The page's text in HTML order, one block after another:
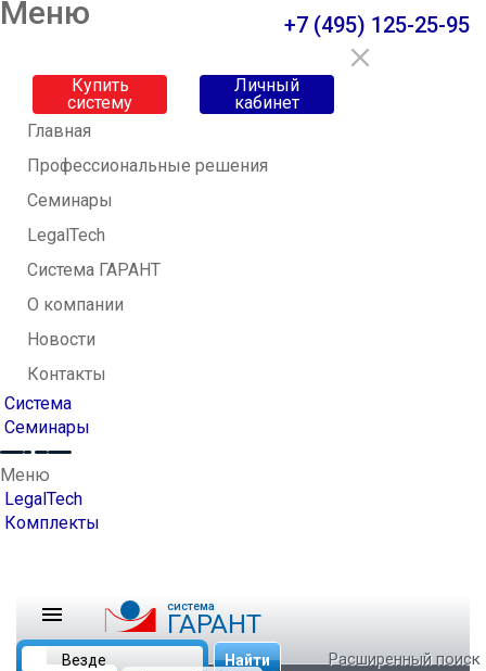
Меню
Купить
систему
Личный
кабинет
Главная
Профессиональные решения
Семинары
LegalTech
Система ГАРАНТ
О компании
Новости
Контакты
Система
Семинары
Меню
LegalTech
Комплекты
+7 (495) 125-25-95
cистема
ГАРАНТ
Найти Расширенный поиск